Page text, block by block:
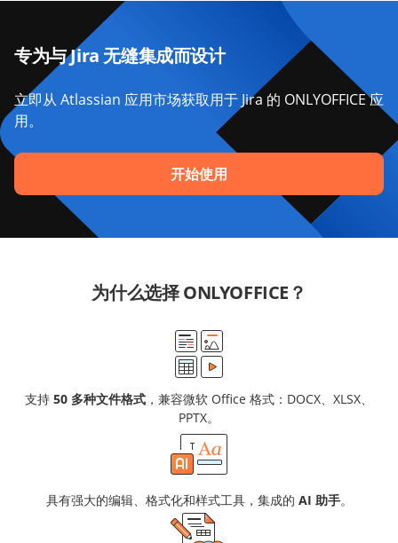
专为与 Jira 无缝集成而设计
立即从 Atlassian 应用市场获取用于 Jira 的 ONLYOFFICE 应
用。
开始使用
为什么选择 ONLYOFFICE？
支持 50 多种文件格式 ，兼容微软 Office 格式：DOCX、XLSX、
PPTX。
具有强大的编辑、格式化和样式工具，集成的 AI 助手。